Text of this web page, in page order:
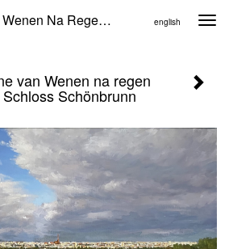
Rui - De Skyline Van Wenen Na Regen Vanuit Schloss Schönbrunn english
van Wenen na regen
Schönbrunn